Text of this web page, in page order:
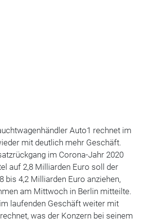
Auto1 rechnet im
mit deutlich mehr Geschäft.
im Corona-Jahr 2020
auf 2,8 Milliarden Euro soll der
bis 4,2 Milliarden Euro anziehen,
am Mittwoch in Berlin mitteilte.
laufenden Geschäft weiter mit
was der Konzern bei seinem